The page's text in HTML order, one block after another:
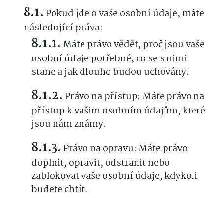
Pokud jde o vaše osobní údaje, máte
následující práva:
Máte právo vědět, proč jsou vaše
osobní údaje potřebné, co se s nimi
stane a jak dlouho budou uchovány.
Právo na přístup: Máte právo na
přístup k vašim osobním údajům, které
jsou nám známy.
Právo na opravu: Máte právo
doplnit, opravit, odstranit nebo
zablokovat vaše osobní údaje, kdykoli
budete chtít.